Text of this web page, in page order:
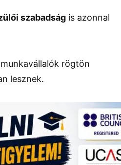
szabadság is azonnal
rögtön
lesznek.